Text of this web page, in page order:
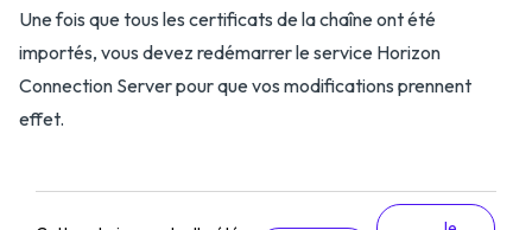
Une fois que tous les certificats de la chaîne ont été
importés, vous devez redémarrer le service Horizon
Connection Server pour que vos modifications prennent
effet.